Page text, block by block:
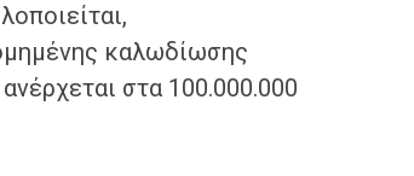
καλωδίωσης
στα 100.000.000